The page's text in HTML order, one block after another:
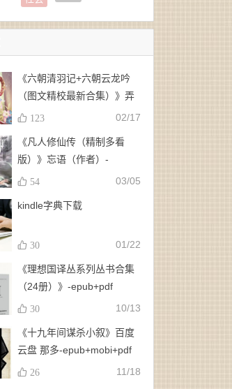
《六朝清羽记+六朝云龙吟
（图文精校最新合集）》弄
玉、龙璇（作者）-
123 02/17
《凡人修仙传（精制多看
版）》忘语（作者）-
epub+mobi
54 03/05
kindle字典下载
30 01/22
《理想国译丛系列丛书合集
（24册）》-epub+pdf
30 10/13
《十九年间谋杀小叙》百度
云盘 那多-epub+mobi+pdf
26 11/18